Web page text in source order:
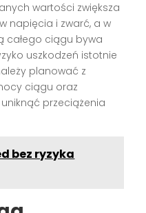
wartości zwiększa
napięcia i zwarć, a w
całego ciągu bywa
uszkodzeń istotnie
planować z
ciągu oraz
przeciążenia
bez ryzyka